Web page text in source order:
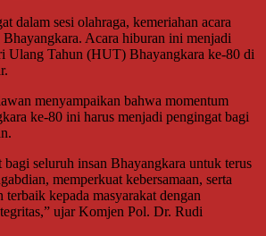
dalam sesi olahraga, kemeriahan acara
Acara hiburan ini menjadi
Ulang Tahun (HUT) Bhayangkara ke-80 di
menyampaikan bahwa momentum
ke-80 ini harus menjadi pengingat bagi
seluruh insan Bhayangkara untuk terus
memperkuat kebersamaan, serta
terbaik kepada masyarakat dengan
ujar Komjen Pol. Dr. Rudi